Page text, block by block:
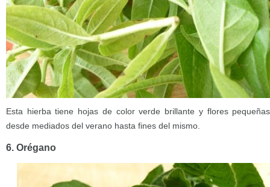
Esta hierba tiene hojas de color verde brillante y flores
desde mediados del verano hasta fines del mismo.
6. Orégano